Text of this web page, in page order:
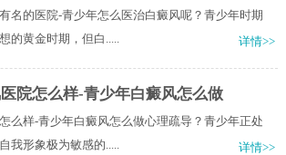
名的医院-青少年怎么医治白癜风呢？青少年时期
的黄金时期，但白.....
详情>>
院怎么样-青少年白癜风怎么做
么样-青少年白癜风怎么做心理疏导？青少年正处
我形象极为敏感的.....
详情>>